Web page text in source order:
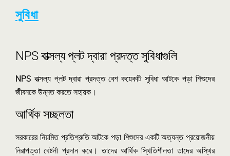
সুবিধা
NPS বাত্সল্য প্লট দ্বারা প্রদত্ত সুবিধাগুলি
NPS বাত্সল্য প্লট দ্বারা প্রদত্ত বেশ কয়েকটি সুবিধা আটকে পড়া শিশুদের
জীবনকে উন্নত করতে সহায়ক।
আর্থিক সচ্ছলতা
সরকারের নিয়মিত প্রতিশ্রুতি আটকে পড়া শিশুদের একটি অত্যন্ত প্রয়োজনীয়
নিরাপত্তা বেষ্টনী প্রদান করে। তাদের আর্থিক স্থিতিশীলতা তাদের অস্থির